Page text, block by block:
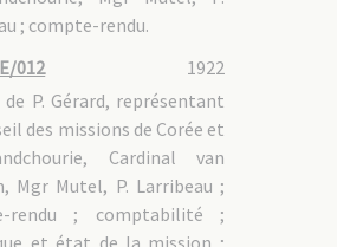
; compte-rendu.
012
1922
P. Gérard, représentant
des missions de Corée et
Cardinal van
Mgr Mutel, P. Larribeau ;
rendu ; comptabilité ;
et état de la mission ;